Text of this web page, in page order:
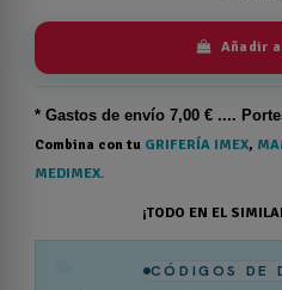
Añadir
* Gastos de envío 7,00 € ....
Combina con tu GRIFERÍA IMEX,
MEDIMEX.
¡TODO EN EL
CÓDIGOS DE